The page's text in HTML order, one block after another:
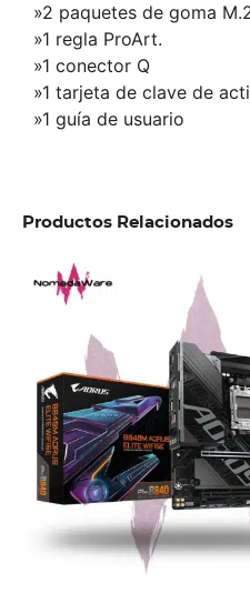
»2 paquetes de goma
»1 regla ProArt.
»1 conector Q
»1 tarjeta de clave de
»1 guía de usuario
Productos Relacionados